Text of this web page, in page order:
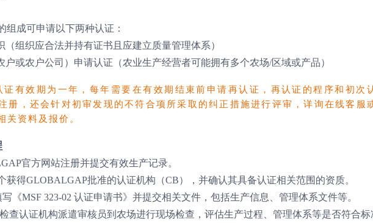
组成可申请以下两种认证：
组织应合法并持有证书且应建立质量管理体系）
或农户公司）申请认证（农业生产经营者可能拥有多个农场/区域或产品）
有效期为一年，每年需要在有效期结束前申请再认证，再认证的程序和初次
册，还会针对初审发现的不符合项所采取的纠正措施进行评审，详询在线客服
关资料及报价。
官方网站注册并提交有效生产记录。
获得GLOBALGAP批准的认证机构（CB），并确认其具备认证相关范围的资质。
写《MSF 323-02 认证申请书》并提交相关文件，包括生产信息、管理体系文件等。
查认证机构派遣审核员到农场进行现场检查，评估生产过程、管理体系等是否符合标